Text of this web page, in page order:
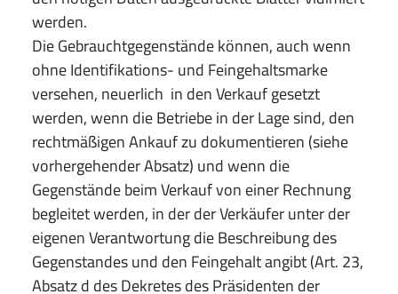
werden.
Die Gebrauchtgegenstände können, auch wenn
ohne Identifikations- und Feingehaltsmarke
versehen, neuerlich in den Verkauf gesetzt
werden, wenn die Betriebe in der Lage sind, den
rechtmäßigen Ankauf zu dokumentieren (siehe
vorhergehender Absatz) und wenn die
Gegenstände beim Verkauf von einer Rechnung
begleitet werden, in der der Verkäufer unter der
eigenen Verantwortung die Beschreibung des
Gegenstandes und den Feingehalt angibt (Art. 23,
Absatz d des Dekretes des Präsidenten der